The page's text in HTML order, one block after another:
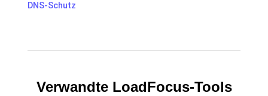
DNS-Schutz
Verwandte LoadFocus-Tools